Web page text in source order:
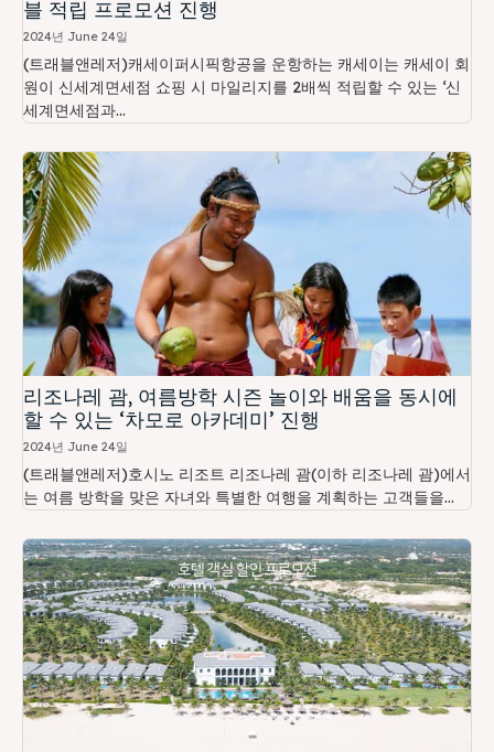
블 적립 프로모션 진행
2024년 June 24일
(트래블앤레저)캐세이퍼시픽항공을 운항하는 캐세이는 캐세이 회
원이 신세계면세점 쇼핑 시 마일리지를 2배씩 적립할 수 있는 ‘신
세계면세점과...
리조나레 괌, 여름방학 시즌 놀이와 배움을 동시에
할 수 있는 ‘차모로 아카데미’ 진행
2024년 June 24일
(트래블앤레저)호시노 리조트 리조나레 괌(이하 리조나레 괌)에서
는 여름 방학을 맞은 자녀와 특별한 여행을 계획하는 고객들을...